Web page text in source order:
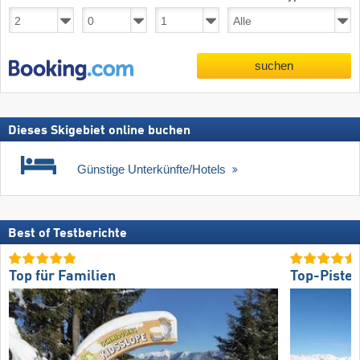
suchen
Dieses Skigebiet online buchen
Günstige Unterkünfte/Hotels
Best of Testberichte
Top für Familien Top-